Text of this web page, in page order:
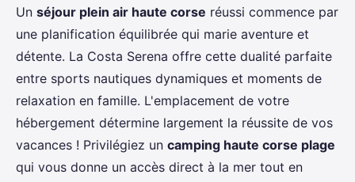
Un séjour plein air haute corse réussi commence par
une planification équilibrée qui marie aventure et
détente. La Costa Serena offre cette dualité parfaite
entre sports nautiques dynamiques et moments de
relaxation en famille. L'emplacement de votre
hébergement détermine largement la réussite de vos
vacances ! Privilégiez un camping haute corse plage
qui vous donne un accès direct à la mer tout en